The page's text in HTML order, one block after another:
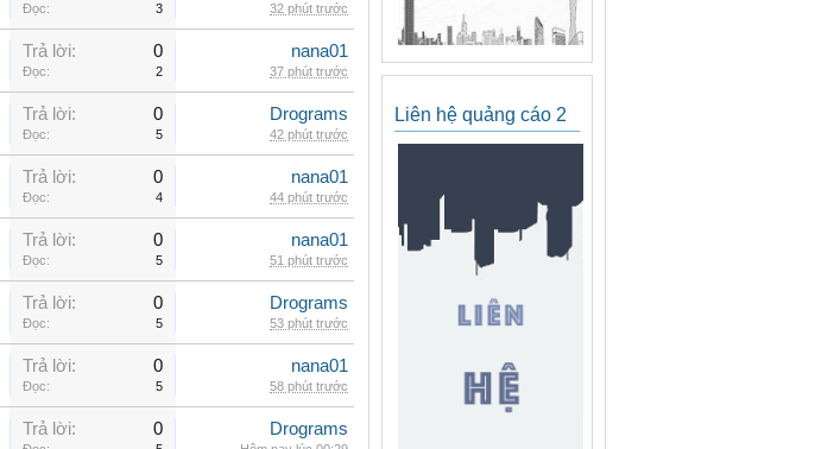
Đọc: 3 32 phút trước
Trả lời: 0
Đọc: 2
nana01
37 phút trước
Trả lời: 0
Đọc: 5
Drograms
42 phút trước
Trả lời: 0
Đọc: 4
nana01
44 phút trước
Trả lời: 0
Đọc: 5
nana01
51 phút trước
Trả lời: 0
Đọc: 5
Drograms
53 phút trước
Trả lời: 0
Đọc: 5
nana01
58 phút trước
Trả lời: 0 Drograms
Liên hệ quảng cáo 2